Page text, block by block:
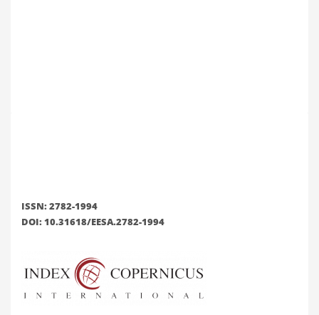
ISSN: 2782-1994
DOI: 10.31618/EESA.2782-1994